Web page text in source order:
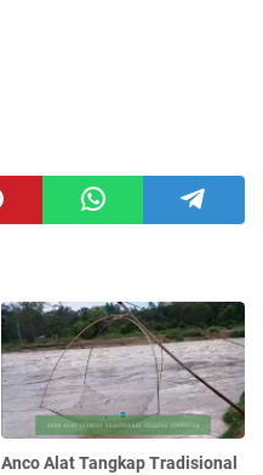
Anco Alat Tangkap Tradisional